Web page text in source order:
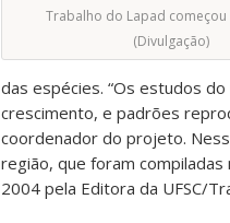
Trabalho do Lapad começou
(Divulgação)
das espécies. “Os estudos
crescimento, e padrões
coordenador do projeto.
região, que foram
2004 pela Editora da UFSC/